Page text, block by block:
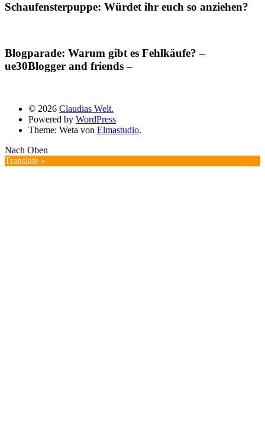
Schaufensterpuppe: Würdet ihr euch so anziehen?
Blogparade: Warum gibt es Fehlkäufe? –
ue30Blogger and friends –
© 2026 Claudias Welt.
Powered by WordPress
Theme: Weta von Elmastudio.
Nach Oben
Translate »